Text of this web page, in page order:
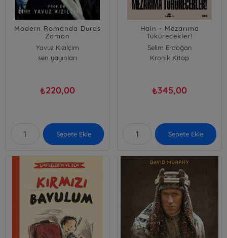
Modern Romanda Duras
Zaman
Yavuz Kızılçim
sen yayınları
₺220,00
Sepete Ekle
Hain - Mezarıma
Tükürecekler!
Selim Erdoğan
Kronik Kitap
₺345,00
Sepete Ekle